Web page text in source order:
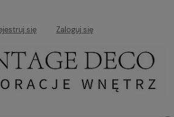
się Zaloguj się